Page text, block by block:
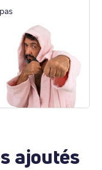
ajoutés